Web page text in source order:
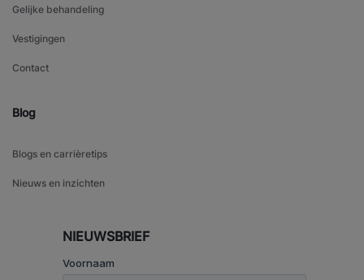
Gelijke behandeling
Vestigingen
Contact
Blog
Blogs en carrièretips
Nieuws en inzichten
NIEUWSBRIEF